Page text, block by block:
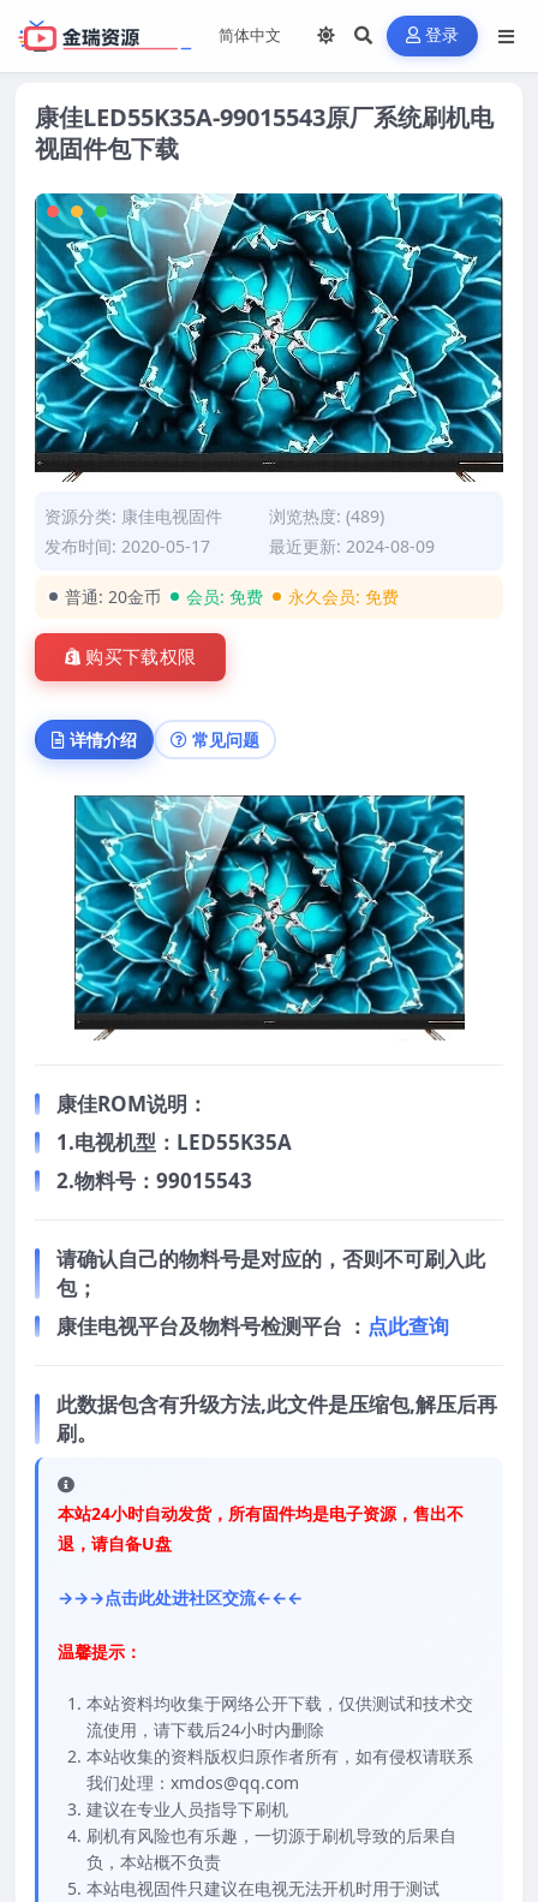
登录
康佳LED55K35A-99015543原厂系统刷机电
视固件包下载
资源分类: 康佳电视固件
浏览热度: (489)
发布时间: 2020-05-17
最近更新: 2024-08-09
普通: 20金币 会员: 免费 永久会员: 免费
购买下载权限
详情介绍 常见问题
康佳ROM说明：
1.电视机型：LED55K35A
2.物料号：99015543
请确认自己的物料号是对应的，否则不可刷入此
包；
康佳电视平台及物料号检测平台 ： 点此查询
此数据包含有升级方法,此文件是压缩包,解压后再
刷。
本站24小时自动发货，所有固件均是电子资源，售出不
退，请自备U盘
→→→点击此处进社区交流←←←
温馨提示：
本站资料均收集于网络公开下载，仅供测试和技术交
流使用，请下载后24小时内删除
本站收集的资料版权归原作者所有，如有侵权请联系
我们处理：xmdos@qq.com
建议在专业人员指导下刷机
刷机有风险也有乐趣，一切源于刷机导致的后果自
负，本站概不负责
本站电视固件只建议在电视无法开机时用于测试